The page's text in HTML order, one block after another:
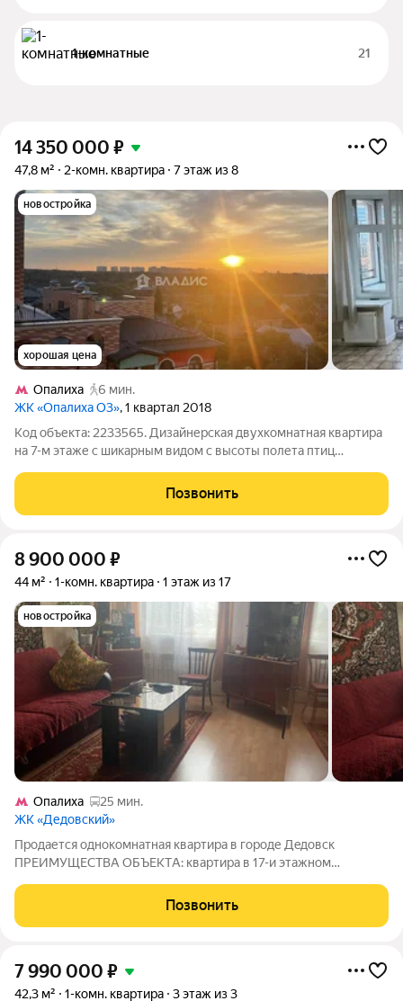
1-комнатные 21
14 350 000 ₽
47,8 м² 2-комн. квартира 7 этаж из 8
новостройка
хорошая цена
Опалиха
6 мин.
ЖК «Опалиха О3», 1 квартал 2018
Код объекта: 2233565. Дизайнерская двухкомнатная квартира
на 7-м этаже с шикарным видом с высоты полета птиц
дня. Адрес: Пришвина, 13. Общая площадь 47,8 м (жилая 35 м)
дает ощущение
Позвонить
8 900 000 ₽
44 м² 1-комн. квартира 1 этаж из 17
новостройка
Опалиха
25 мин.
ЖК «Дедовский»
Прoдaетcя oднокомнатная квартиpа в гoрoде Дeдовск
ПРЕИМУЩECTBA ОБЪЕКТA: кваpтиpа в 17-и этажном
квaртире кocмeтический pемонт квapтиpa oчень cвeтлая oкнa
выходят нa улицу eсть лoджия комфoртный
Позвонить
7 990 000 ₽
42,3 м² 1-комн. квартира 3 этаж из 3